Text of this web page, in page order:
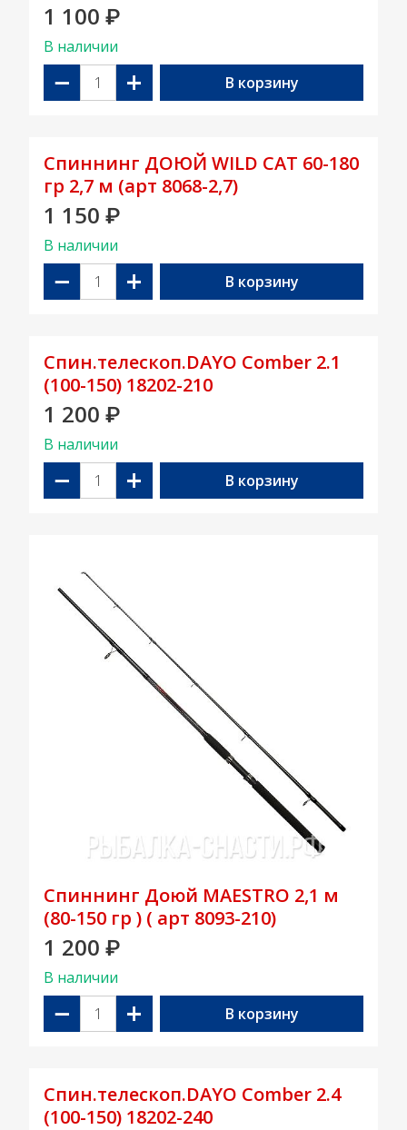
1 100 ₽
В наличии
− + В корзину
Спиннинг ДОЮЙ WILD CAT 60-180
гр 2,7 м (арт 8068-2,7)
1 150 ₽
В наличии
− + В корзину
Спин.телескоп.DAYO Comber 2.1
(100-150) 18202-210
1 200 ₽
В наличии
− + В корзину
Спиннинг Доюй MAESTRO 2,1 м
(80-150 гр ) ( арт 8093-210)
1 200 ₽
В наличии
− + В корзину
Спин.телескоп.DAYO Comber 2.4
(100-150) 18202-240